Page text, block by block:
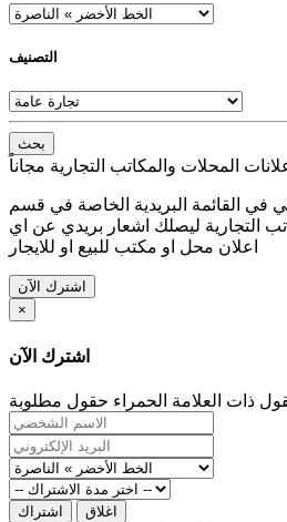
التصنيف
بحث
في القائمة البريدية الخاصة في قسم
التجارية ليصلك اشعار بريدي عن اي
اعلان محل او مكتب للبيع او للايجار
اشترك الآن
×
اشترك الآن
ذات العلامة الحمراء حقول مطلوبة
اشتراك اغلاق